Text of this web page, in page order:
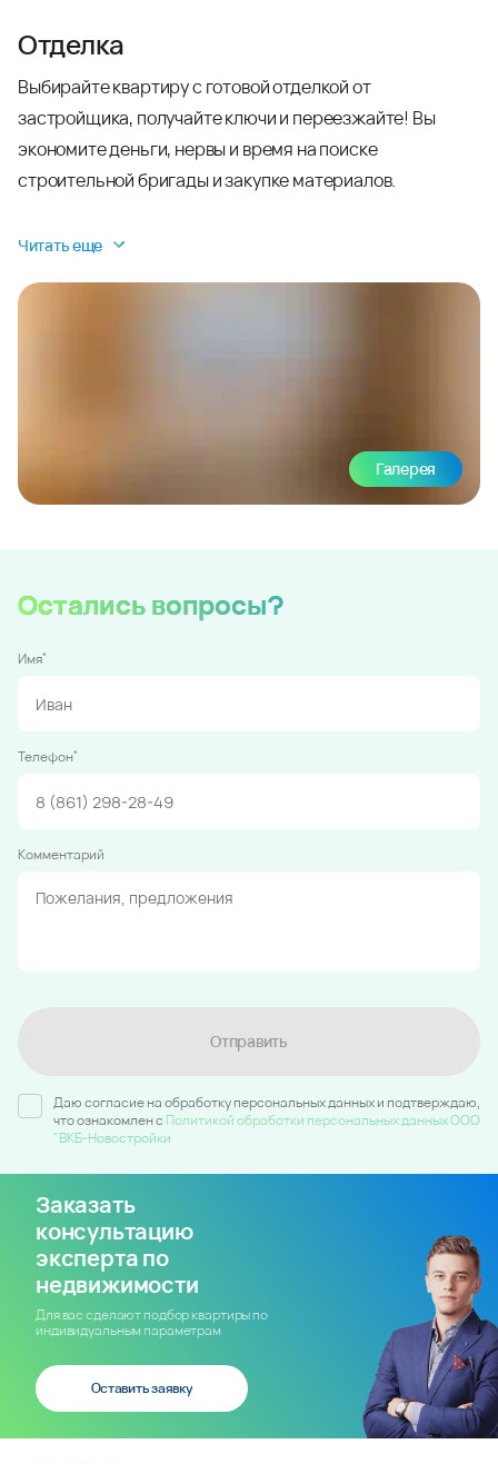
Отделка
Выбирайте квартиру с готовой отделкой от
застройщика, получайте ключи и переезжайте! Вы
экономите деньги, нервы и время на поиске
строительной бригады и закупке материалов.
Читать еще
Галерея
Остались вопросы?
Имя*
Телефон*
Комментарий
Отправить
Даю согласие на обработку персональных данных и подтверждаю,
что ознакомлен c Политикой обработки персональных данных ООО
"ВКБ-Новостройки
Заказать
консультацию
эксперта по
недвижимости
Для вас сделают подбор квартиры по
индивидуальным параметрам
Оставить заявку